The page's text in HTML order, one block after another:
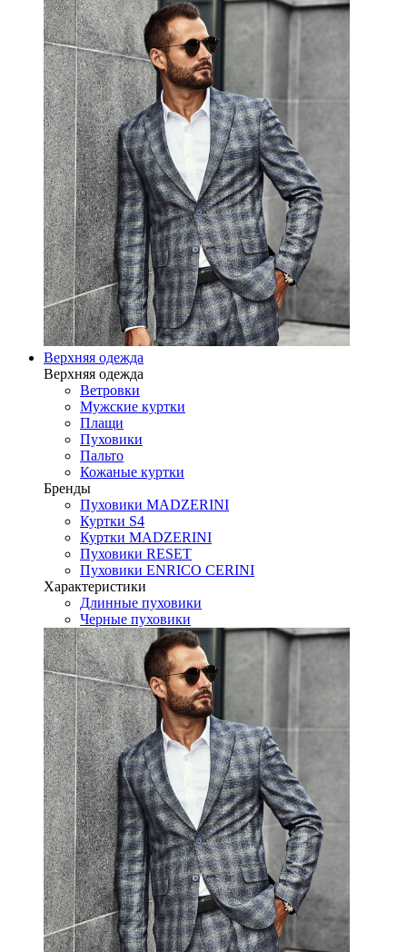
Верхняя одежда
Верхняя одежда
Ветровки
Мужские куртки
Плащи
Пуховики
Пальто
Кожаные куртки
Бренды
Пуховики MADZERINI
Куртки S4
Куртки MADZERINI
Пуховики RESET
Пуховики ENRICO CERINI
Характеристики
Длинные пуховики
Черные пуховики